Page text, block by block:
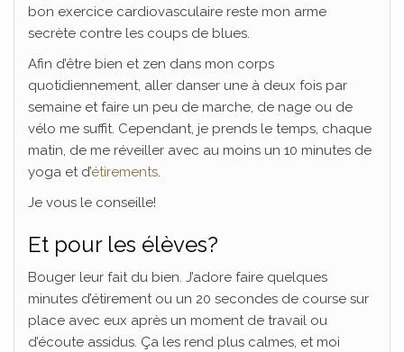
bon exercice cardiovasculaire reste mon arme
secrète contre les coups de blues.
Afin d’être bien et zen dans mon corps
quotidiennement, aller danser une à deux fois par
semaine et faire un peu de marche, de nage ou de
vélo me suffit. Cependant, je prends le temps, chaque
matin, de me réveiller avec au moins un 10 minutes de
yoga et d’étirements.
Je vous le conseille!
Et pour les élèves?
Bouger leur fait du bien. J’adore faire quelques
minutes d’étirement ou un 20 secondes de course sur
place avec eux après un moment de travail ou
d’écoute assidus. Ça les rend plus calmes, et moi